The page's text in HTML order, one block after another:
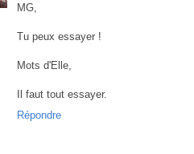
MG,
Tu peux essayer !
Mots d'Elle,
Il faut tout essayer.
Répondre